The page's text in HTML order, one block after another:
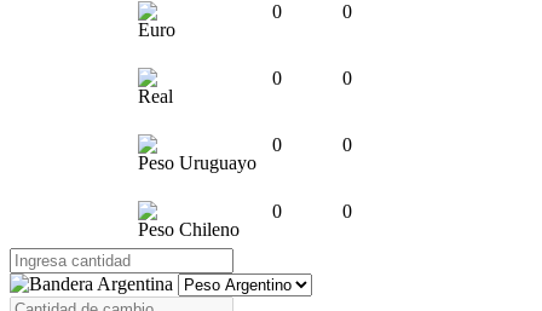
Euro
0 0
Real
0 0
Peso Uruguayo
0 0
Peso Chileno
0 0